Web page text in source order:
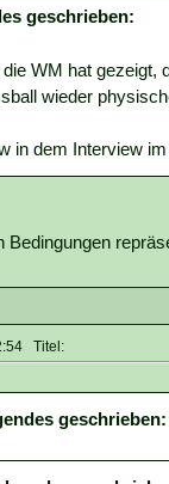
geschrieben:
WM hat gezeigt,
wieder
in dem Interview
Bedingungen
Titel:
geschrieben: